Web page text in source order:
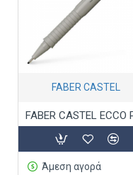
FABER CASTEL
Άμεση αγορά